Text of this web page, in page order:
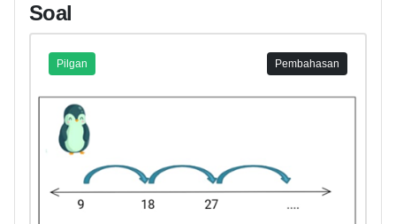
Soal
Pilgan Pembahasan